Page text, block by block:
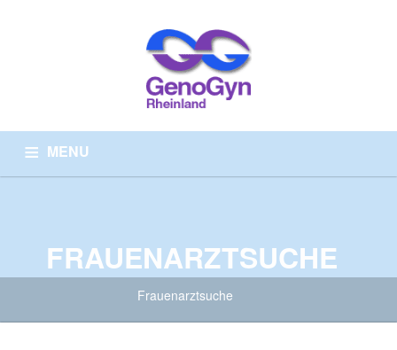
MENU
FRAUENARZTSUCHE
Frauenarztsuche